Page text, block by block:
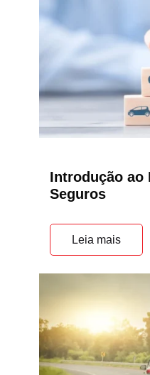
Introdução ao
Seguros
Leia mais